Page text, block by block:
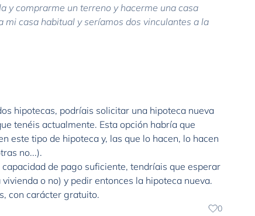
y comprarme un terreno y hacerme una casa
casa habitual y seríamos dos vinculantes a la
hipotecas, podríais solicitar una hipoteca nueva
tenéis actualmente. Esta opción habría que
este tipo de hipoteca y, las que lo hacen, lo hacen
no...).
de pago suficiente, tendríais que esperar
o no) y pedir entonces la hipoteca nueva.
con carácter gratuito.
0